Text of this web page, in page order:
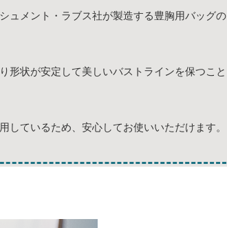
ュメント・ラブス社が製造する豊胸用バッグの
形状が安定して美しいバストラインを保つこと
ているため、安心してお使いいただけます。